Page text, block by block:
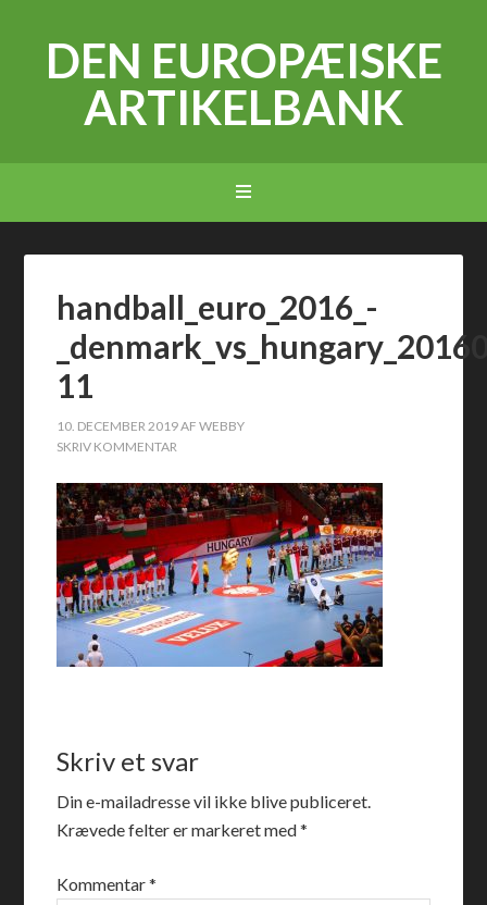
DEN EUROPÆISKE
ARTIKELBANK
handball_euro_2016_-
11
10. DECEMBER 2019AFWEBBY
SKRIV KOMMENTAR
Skriv et svar
Din e-mailadresse vil ikke blive publiceret.
Krævede felter er markeret med*
Kommentar*